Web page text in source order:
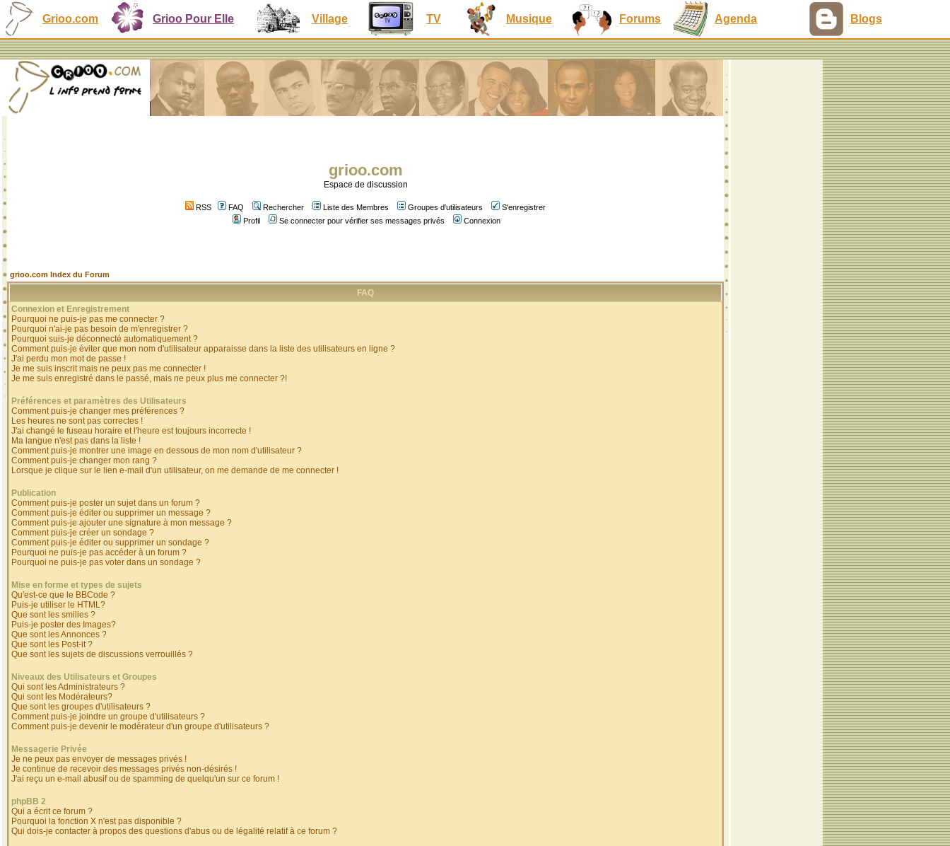
Grioo.com Grioo Pour Elle Village TV Musique Forums Agenda Blogs
grioo.com
Espace de discussion
RSS FAQ Rechercher Liste des Membres Groupes d'utilisateurs
S'enregistrer
Profil
Se connecter pour vérifier ses messages privés Connexion
grioo.com Index du Forum
FAQ
Connexion et Enregistrement
Pourquoi ne puis-je pas me connecter ?
Pourquoi n'ai-je pas besoin de m'enregistrer ?
Pourquoi suis-je déconnecté automatiquement ?
Comment puis-je éviter que mon nom d'utilisateur apparaisse dans la liste des utilisateurs en ligne ?
J'ai perdu mon mot de passe !
Je me suis inscrit mais ne peux pas me connecter !
Je me suis enregistré dans le passé, mais ne peux plus me connecter ?!
Préférences et paramètres des Utilisateurs
Comment puis-je changer mes préférences ?
Les heures ne sont pas correctes !
J'ai changé le fuseau horaire et l'heure est toujours incorrecte !
Ma langue n'est pas dans la liste !
Comment puis-je montrer une image en dessous de mon nom d'utilisateur ?
Comment puis-je changer mon rang ?
Lorsque je clique sur le lien e-mail d'un utilisateur, on me demande de me connecter !
Publication
Comment puis-je poster un sujet dans un forum ?
Comment puis-je éditer ou supprimer un message ?
Comment puis-je ajouter une signature à mon message ?
Comment puis-je créer un sondage ?
Comment puis-je éditer ou supprimer un sondage ?
Pourquoi ne puis-je pas accéder à un forum ?
Pourquoi ne puis-je pas voter dans un sondage ?
Mise en forme et types de sujets
Qu'est-ce que le BBCode ?
Puis-je utiliser le HTML?
Que sont les smilies ?
Puis-je poster des Images?
Que sont les Annonces ?
Que sont les Post-it ?
Que sont les sujets de discussions verrouillés ?
Niveaux des Utilisateurs et Groupes
Qui sont les Administrateurs ?
Qui sont les Modérateurs?
Que sont les groupes d'utilisateurs ?
Comment puis-je joindre un groupe d'utilisateurs ?
Comment puis-je devenir le modérateur d'un groupe d'utilisateurs ?
Messagerie Privée
Je ne peux pas envoyer de messages privés !
Je continue de recevoir des messages privés non-désirés !
J'ai reçu un e-mail abusif ou de spamming de quelqu'un sur ce forum !
phpBB 2
Qui a écrit ce forum ?
Pourquoi la fonction X n'est pas disponible ?
Qui dois-je contacter à propos des questions d'abus ou de légalité relatif à ce forum ?